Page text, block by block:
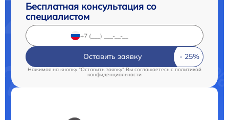
Бесплатная консультация со
специалистом
Оставить заявку
Нажимая на кнопку "Оставить заявку" Вы соглашаетесь c политикой
конфиденциальности